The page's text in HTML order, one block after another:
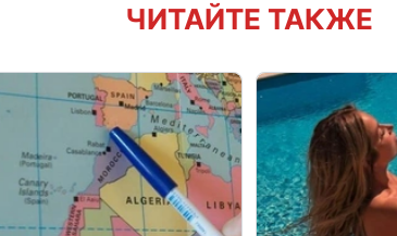
ЧИТАЙТЕ ТАКЖЕ